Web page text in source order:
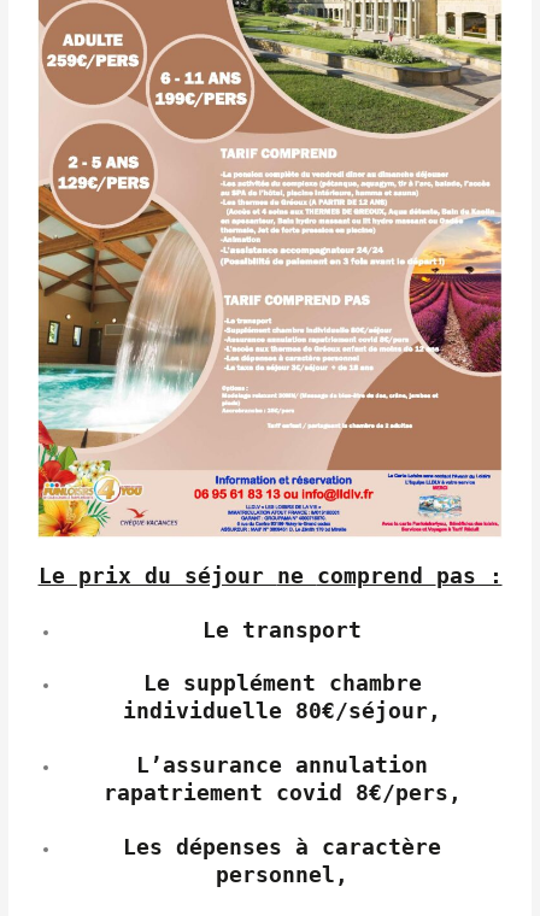
Le prix du séjour ne comprend pas :
Le transport
Le supplément chambre
individuelle 80€/séjour,
L’assurance annulation
rapatriement covid 8€/pers,
Les dépenses à caractère
personnel,